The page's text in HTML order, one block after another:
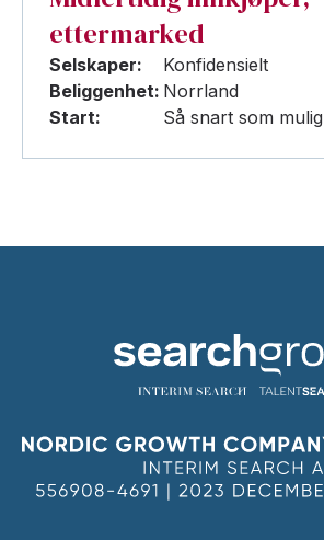
ettermarked
Selskaper:
Konfidensielt
Beliggenhet: Norrland
Start:
Så snart som mulig